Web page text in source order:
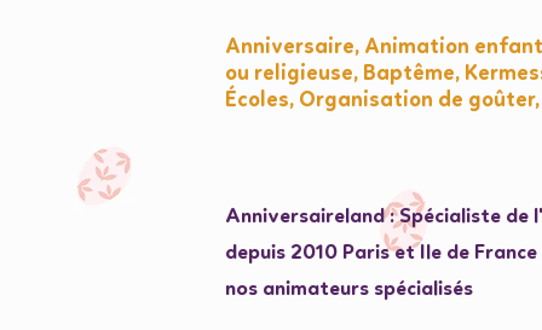
Anniversaire, Animation
ou religieuse, Baptême,
Écoles, Organisation de
Anniversaireland : Spécialiste
depuis 2010 Paris et Ile de
nos animateurs spécialisés